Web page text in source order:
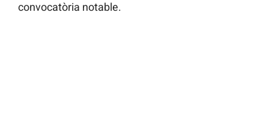
convocatòria notable.